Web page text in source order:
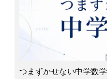
つまずかせない中学数学